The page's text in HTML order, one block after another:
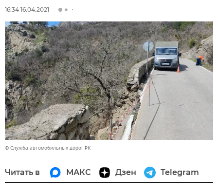
16:34 16.04.2021
© Служба автомобильных дорог РК
Читать в МАКС Дзен Telegram